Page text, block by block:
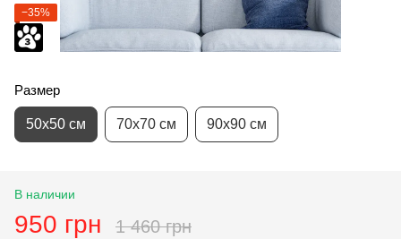
−35%
Размер
50х50 см 70х70 см 90х90 см
В наличии
950 грн 1 460 грн